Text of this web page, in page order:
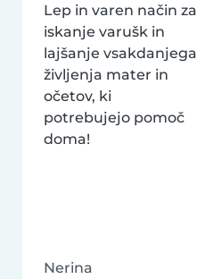
Lep in varen način za
iskanje varušk in
lajšanje vsakdanjega
življenja mater in
očetov, ki
potrebujejo pomoč
doma!
Nerina